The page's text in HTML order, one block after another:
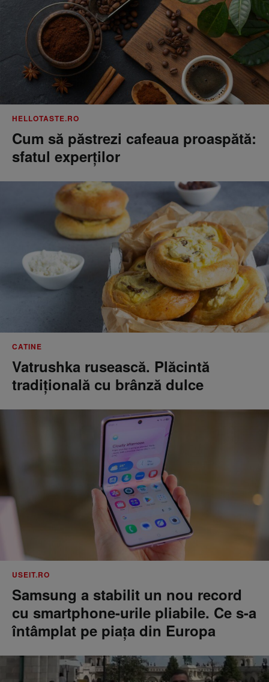
HELLOTASTE.RO
Cum să păstrezi cafeaua proaspătă:
sfatul experților
CATINE
Vatrushka rusească. Plăcintă
tradițională cu brânză dulce
USEIT.RO
Samsung a stabilit un nou record
cu smartphone-urile pliabile. Ce s-a
întâmplat pe piața din Europa